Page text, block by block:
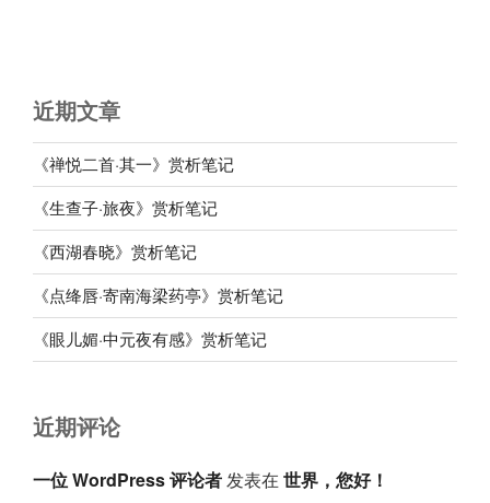
近期文章
《禅悦二首·其一》赏析笔记
《生查子·旅夜》赏析笔记
《西湖春晓》赏析笔记
《点绛唇·寄南海梁药亭》赏析笔记
《眼儿媚·中元夜有感》赏析笔记
近期评论
一位 WordPress 评论者发表在 世界，您好！